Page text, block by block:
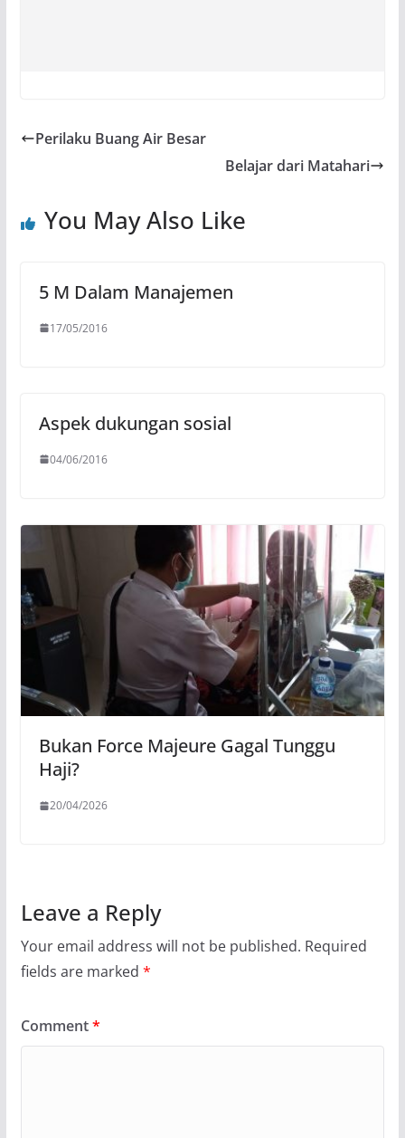
Perilaku Buang Air Besar
Belajar dari Matahari
You May Also Like
5 M Dalam Manajemen
17/05/2016
Aspek dukungan sosial
04/06/2016
Bukan Force Majeure Gagal Tunggu
Haji?
20/04/2026
Leave a Reply
Your email address will not be published. Required
fields are marked *
Comment*